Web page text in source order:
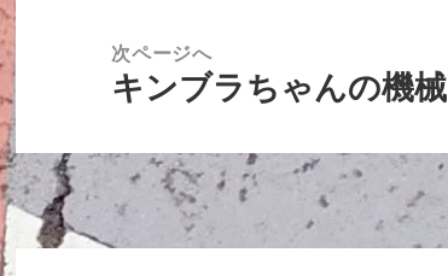
ー
次ページへ
次
投
キンブラちゃんの機械